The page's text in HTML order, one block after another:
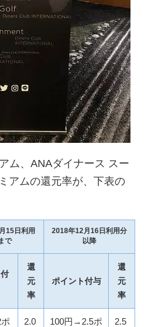
ム、ANAダイナース スー
アムの還元率が、下表の
15日利用
で
2018年12月16日利用分
以降
還
元
率
ポイント付与
還
元
率
2.0
100円→2.5ポ
2.5